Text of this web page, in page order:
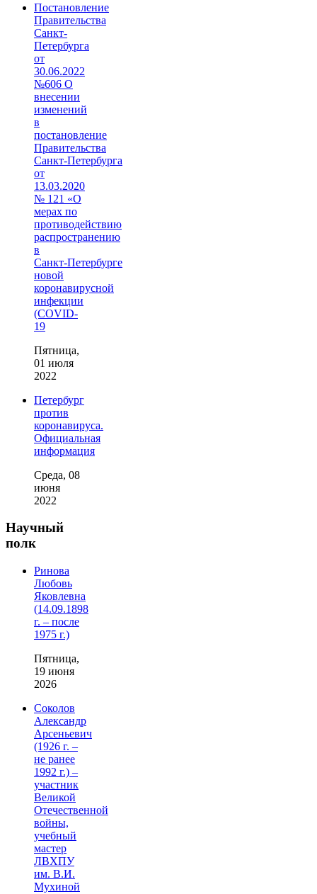
Постановление
Правительства
Санкт-
Петербурга
от
30.06.2022
№606 О
внесении
изменений
в
постановление
Правительства
Санкт‑Петербурга
от
13.03.2020
№ 121 «О
мерах по
противодействию
распространению
в
Санкт‑Петербурге
новой
коронавирусной
инфекции
(COVID-
19
Пятница,
01 июля
2022
Петербург
против
коронавируса.
Официальная
информация
Среда, 08
июня
2022
Научный
полк
Ринова
Любовь
Яковлевна
(14.09.1898
г. – после
1975 г.)
Пятница,
19 июня
2026
Соколов
Александр
Арсеньевич
(1926 г. –
не ранее
1992 г.) –
участник
Великой
Отечественной
войны,
учебный
мастер
ЛВХПУ
им. В.И.
Мухиной